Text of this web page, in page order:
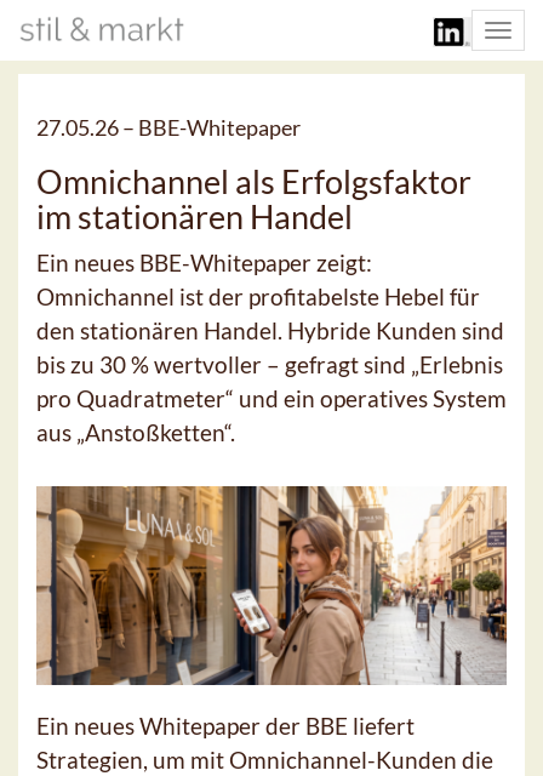
27.05.26 – BBE-Whitepaper
Omnichannel als Erfolgsfaktor
im stationären Handel
Ein neues BBE-Whitepaper zeigt:
Omnichannel ist der profitabelste Hebel für
den stationären Handel. Hybride Kunden sind
bis zu 30 % wertvoller – gefragt sind „Erlebnis
pro Quadratmeter“ und ein operatives System
aus „Anstoßketten“.
Ein neues Whitepaper der BBE liefert
Strategien, um mit Omnichannel-Kunden die